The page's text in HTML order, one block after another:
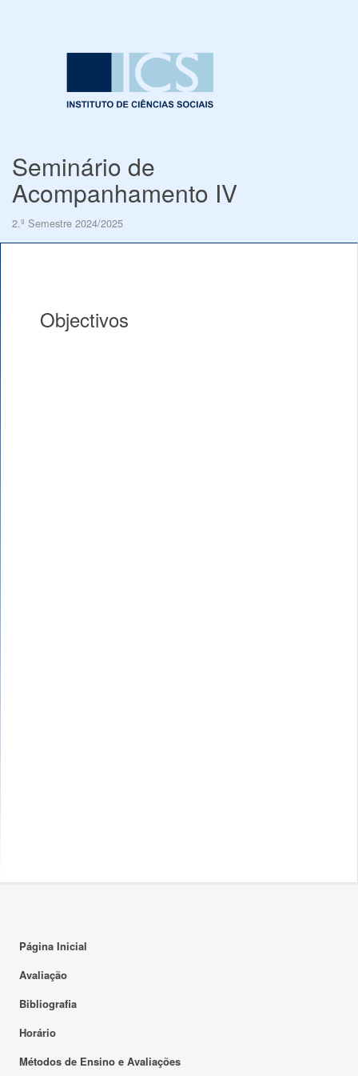
Seminário de
Acompanhamento IV
2.º Semestre 2024/2025
Objectivos
Página Inicial
Avaliação
Bibliografia
Horário
Métodos de Ensino e Avaliações